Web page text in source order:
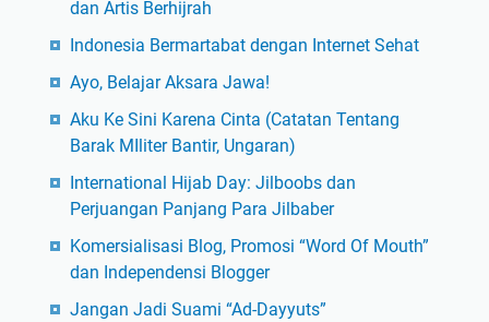
dan Artis Berhijrah
Indonesia Bermartabat dengan Internet Sehat
Ayo, Belajar Aksara Jawa!
Aku Ke Sini Karena Cinta (Catatan Tentang
Barak MIliter Bantir, Ungaran)
International Hijab Day: Jilboobs dan
Perjuangan Panjang Para Jilbaber
Komersialisasi Blog, Promosi “Word Of Mouth”
dan Independensi Blogger
Jangan Jadi Suami “Ad-Dayyuts”